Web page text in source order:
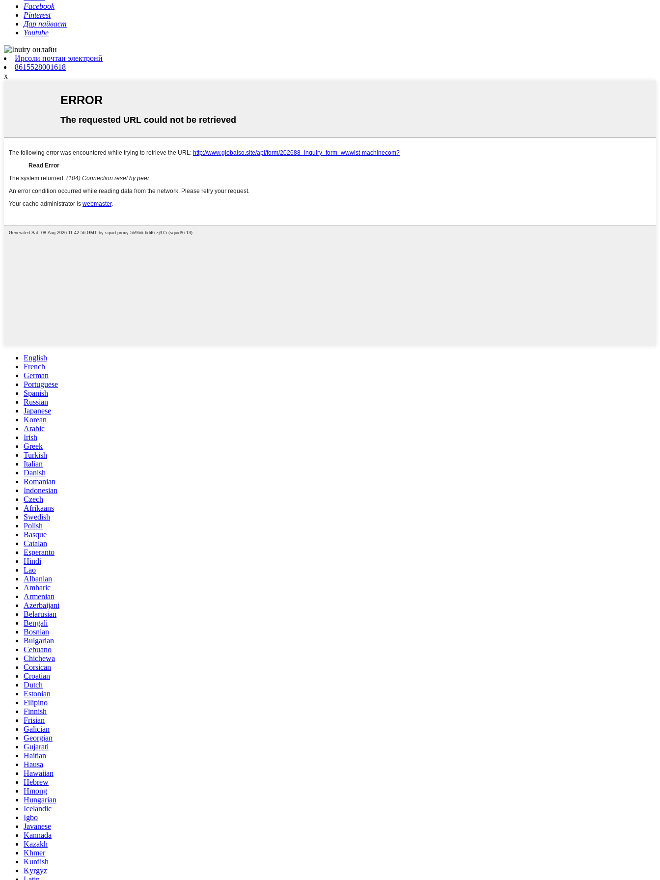
Facebook
Pinterest
Дар пайваст
Youtube
Ирсоли почтаи электронӣ
8615528001618
x
English
French
German
Portuguese
Spanish
Russian
Japanese
Korean
Arabic
Irish
Greek
Turkish
Italian
Danish
Romanian
Indonesian
Czech
Afrikaans
Swedish
Polish
Basque
Catalan
Esperanto
Hindi
Lao
Albanian
Amharic
Armenian
Azerbaijani
Belarusian
Bengali
Bosnian
Bulgarian
Cebuano
Chichewa
Corsican
Croatian
Dutch
Estonian
Filipino
Finnish
Frisian
Galician
Georgian
Gujarati
Haitian
Hausa
Hawaiian
Hebrew
Hmong
Hungarian
Icelandic
Igbo
Javanese
Kannada
Kazakh
Khmer
Kurdish
Kyrgyz